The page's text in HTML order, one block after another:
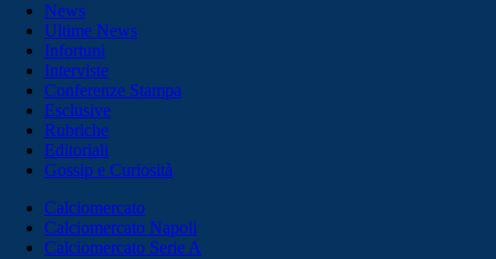
News
Ultime News
Infortuni
Interviste
Conferenze Stampa
Esclusive
Rubriche
Editoriali
Gossip e Curiosità
Calciomercato
Calciomercato Napoli
Calciomercato Serie A